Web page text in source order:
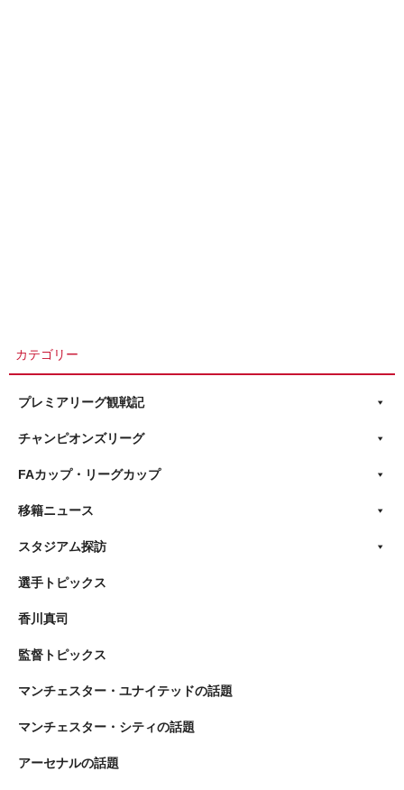
カテゴリー
プレミアリーグ観戦記
チャンピオンズリーグ
FAカップ・リーグカップ
移籍ニュース
スタジアム探訪
選手トピックス
香川真司
監督トピックス
マンチェスター・ユナイテッドの話題
マンチェスター・シティの話題
アーセナルの話題